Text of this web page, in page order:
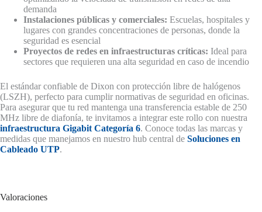
demanda
Instalaciones públicas y comerciales: Escuelas, hospitales y
lugares con grandes concentraciones de personas, donde la
seguridad es esencial
Proyectos de redes en infraestructuras críticas: Ideal para
sectores que requieren una alta seguridad en caso de incendio
El estándar confiable de Dixon con protección libre de halógenos
(LSZH), perfecto para cumplir normativas de seguridad en oficinas.
Para asegurar que tu red mantenga una transferencia estable de 250
MHz libre de diafonía, te invitamos a integrar este rollo con nuestra
infraestructura Gigabit Categoría 6. Conoce todas las marcas y
medidas que manejamos en nuestro hub central de Soluciones en
Cableado UTP.
Valoraciones